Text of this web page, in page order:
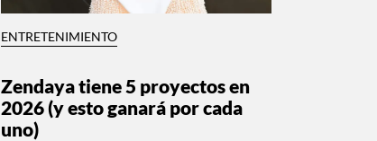
ENTRETENIMIENTO
Zendaya tiene 5 proyectos en
2026 (y esto ganará por cada
uno)